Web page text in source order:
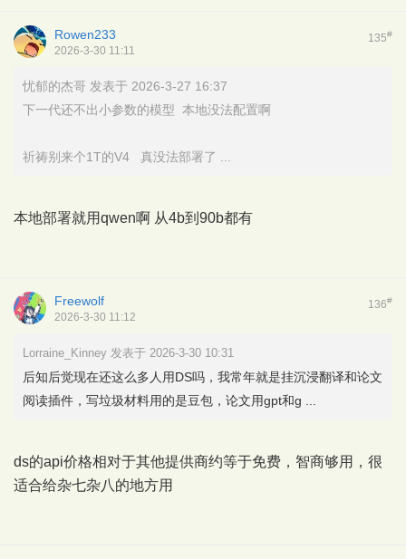
135#
Rowen233
2026-3-30 11:11
忧郁的杰哥 发表于 2026-3-27 16:37
下一代还不出小参数的模型 本地没法配置啊
祈祷别来个1T的V4 真没法部署了 ...
本地部署就用qwen啊 从4b到90b都有
136#
Freewolf
2026-3-30 11:12
Lorraine_Kinney 发表于 2026-3-30 10:31
后知后觉现在还这么多人用DS吗，我常年就是挂沉浸翻译和论文
阅读插件，写垃圾材料用的是豆包，论文用gpt和g ...
ds的api价格相对于其他提供商约等于免费，智商够用，很
适合给杂七杂八的地方用